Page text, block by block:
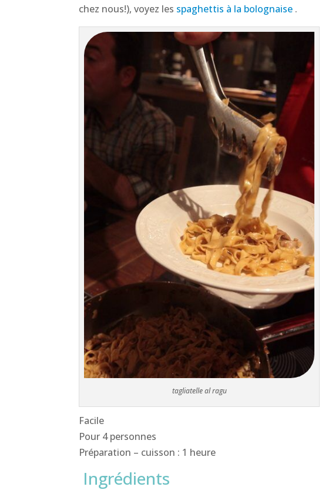
chez nous!), voyez les spaghettis à la bolognaise .
tagliatelle al ragu
Facile
Pour 4 personnes
Préparation – cuisson : 1 heure
Ingrédients